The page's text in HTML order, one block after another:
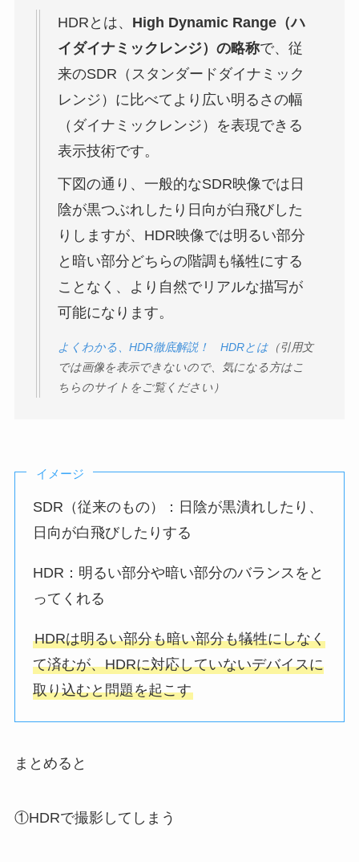
HDRとは、 High Dynamic Range（ハ
イダイナミックレンジ）の略称で、従
来のSDR（スタンダードダイナミック
レンジ）に比べてより広い明るさの幅
（ダイナミックレンジ）を表現できる
表示技術です。
下図の通り、一般的なSDR映像では日
陰が黒つぶれしたり日向が白飛びした
りしますが、HDR映像では明るい部分
と暗い部分どちらの階調も犠牲にする
ことなく、より自然でリアルな描写が
可能になります。
よくわかる、HDR徹底解説！ HDRとは（引用文
では画像を表示できないので、気になる方はこ
ちらのサイトをご覧ください）
イメージ
SDR（従来のもの）：日陰が黒潰れしたり、
日向が白飛びしたりする
HDR：明るい部分や暗い部分のバランスをと
ってくれる
HDRは明るい部分も暗い部分も犠牲にしなく
て済むが、HDRに対応していないデバイスに
取り込むと問題を起こす
まとめると
①HDRで撮影してしまう